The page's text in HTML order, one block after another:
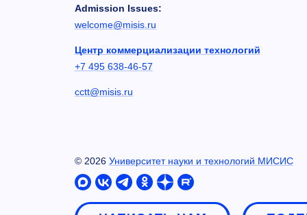
Admission Issues:
welcome@misis.ru
Центр коммерциализации технологий
+7 495 638-46-57
cctt@misis.ru
© 2026 Университет науки и технологий МИСИС